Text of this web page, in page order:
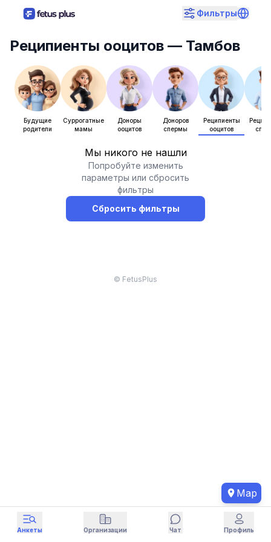
Фильтры
Реципиенты ооцитов — Тамбов
Будущие
родители
Суррогатные
мамы
Доноры
ооцитов
Доноров
спермы
Реципиенты
ооцитов
Мы никого не нашли
Попробуйте изменить
параметры или сбросить
фильтры
Сбросить фильтры
© FetusPlus
Map
Анкеты Организации Чат Профиль